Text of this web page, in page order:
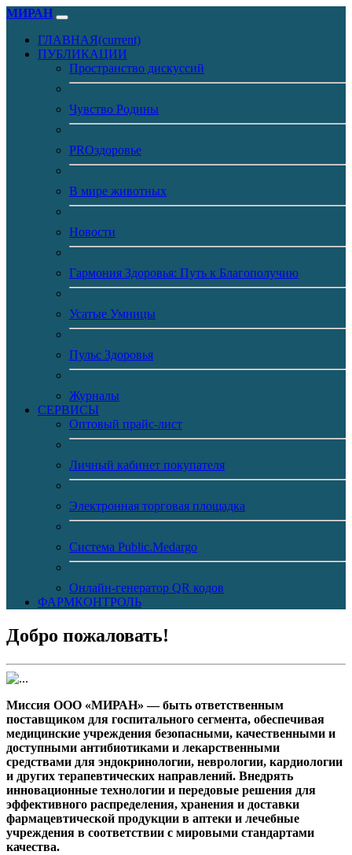
МИРАН
ГЛАВНАЯ(current)
ПУБЛИКАЦИИ
Пространство дискуссий
Чувство Родины
PROздоровье
В мире животных
Новости
Гармония Здоровья: Путь к Благополучию
Усатые Умницы
Пульс Здоровья
Журналы
CЕРВИСЫ
Оптовый прайс-лист
Личный кабинет покупателя
Электронная торговая площадка
Система Public.Medargo
Онлайн-генератор QR кодов
ФАРМКОНТРОЛЬ
Добро пожаловать!
Миссия ООО «МИРАН» — быть ответственным
поставщиком для госпитального сегмента, обеспечивая
медицинские учреждения безопасными, качественными и
доступными антибиотиками и лекарственными
средствами для эндокринологии, неврологии, кардиологии
и других терапевтических направлений. Внедрять
инновационные технологии и передовые решения для
эффективного распределения, хранения и доставки
фармацевтической продукции в аптеки и лечебные
учреждения в соответствии с мировыми стандартами
качества.